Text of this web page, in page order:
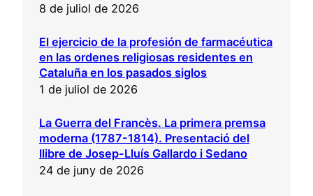
8 de juliol de 2026
El ejercicio de la profesión de farmacéutica
en las ordenes religiosas residentes en
Cataluña en los pasados siglos
1 de juliol de 2026
La Guerra del Francès. La primera premsa
moderna (1787-1814). Presentació del
llibre de Josep-Lluís Gallardo i Sedano
24 de juny de 2026